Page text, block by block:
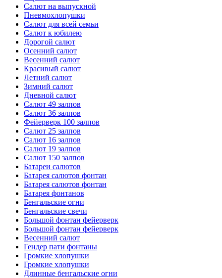
Салют на выпускной
Пневмохлопушки
Салют для всей семьи
Салют к юбилею
Дорогой салют
Осенний салют
Весенний салют
Красивый салют
Летний салют
Зимний салют
Дневной салют
Салют 49 залпов
Салют 36 залпов
Фейерверк 100 залпов
Салют 25 залпов
Салют 16 залпов
Салют 19 залпов
Салют 150 залпов
Батареи салютов
Батарея салютов фонтан
Батарея салютов фонтан
Батарея фонтанов
Бенгальские огни
Бенгальские свечи
Большой фонтан фейерверк
Большой фонтан фейерверк
Весенний салют
Гендер пати фонтаны
Громкие хлопушки
Громкие хлопушки
Длинные бенгальские огни